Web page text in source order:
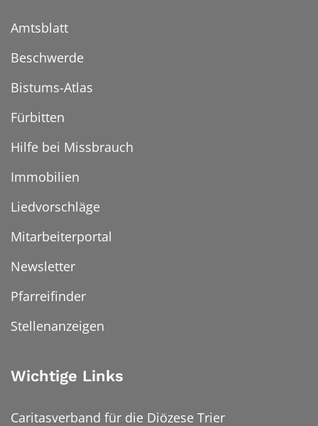
Amtsblatt
Beschwerde
Bistums-Atlas
Fürbitten
Hilfe bei Missbrauch
Immobilien
Liedvorschläge
Mitarbeiterportal
Newsletter
Pfarreifinder
Stellenanzeigen
Wichtige Links
Caritasverband für die Diözese Trier